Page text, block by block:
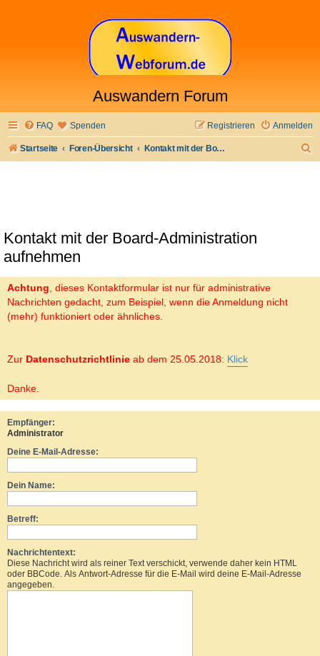
Auswandern Forum
FAQ Spenden Anmelden
Registrieren
Startseite Foren-Übersicht Kontakt mit der Board-Administration aufnehmen
Kontakt mit der Board-Administration
aufnehmen
Achtung , dieses Kontaktformular ist nur für administrative
Nachrichten gedacht, zum Beispiel, wenn die Anmeldung nicht
(mehr) funktioniert oder ähnliches.
Zur Datenschutzrichtlinie ab dem 25.05.2018: Klick
Danke.
Empfänger:
Administrator
Deine E-Mail-Adresse:
Dein Name:
Betreff:
Nachrichtentext:
Diese Nachricht wird als reiner Text verschickt, verwende daher kein HTML
oder BBCode. Als Antwort-Adresse für die E-Mail wird deine E-Mail-Adresse
angegeben.